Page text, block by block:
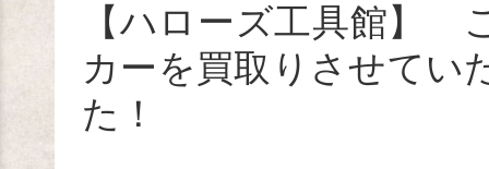
【ハローズ工具館】
カーを買取りさせてい
た！